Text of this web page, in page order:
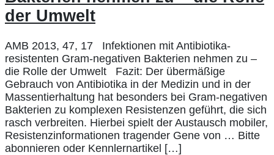
der Umwelt
AMB 2013, 47, 17 Infektionen mit Antibiotika-
resistenten Gram-negativen Bakterien nehmen zu –
die Rolle der Umwelt Fazit: Der übermäßige
Gebrauch von Antibiotika in der Medizin und in der
Massentierhaltung hat besonders bei Gram-negativen
Bakterien zu komplexen Resistenzen geführt, die sich
rasch verbreiten. Hierbei spielt der Austausch mobiler,
Resistenzinformationen tragender Gene von … Bitte
abonnieren oder Kennlernartikel […]